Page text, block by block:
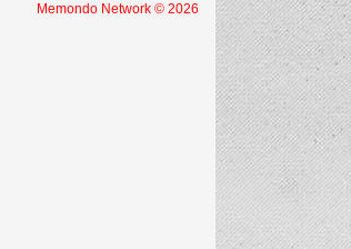
Memondo Network © 2026